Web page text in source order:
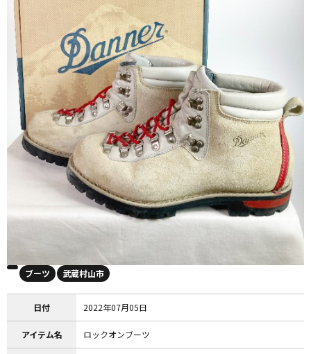
ブーツ 武蔵村山市
日付 2022年07月05日
アイテム名 ロックオンブーツ